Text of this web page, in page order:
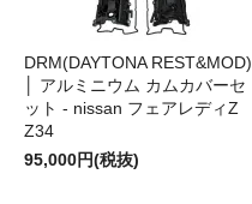
DRM(DAYTONA REST&MOD)
│ アルミニウム カムカバーセ
ット - nissan フェアレディZ
Z34
95,000円(税抜)